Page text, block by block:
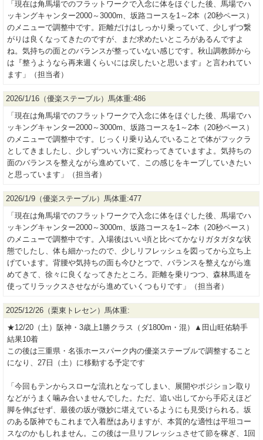
「現在は角馬場でのフラットワークで入念に体をほぐした後、馬場でハ
ッキングキャンター2000～3000m、坂路コースを1～2本（20秒ペース）
のメニューで調整中です。距離だけはしっかり乗っていて、少しずつ繋
がりは良くなってきたのですが、まだ求めたいところがあるんですよ
ね。気持ちの面とのバランスが整っていない感じです。秋山調教師から
は『整うようなら再来週くらいには戻したいと思います』と言われてい
ます」（担当者）
2026/1/16（優楽ステーブル）馬体重:486
「現在は角馬場でのフラットワークで入念に体をほぐした後、馬場でハ
ッキングキャンター2000～3000m、坂路コースを1～2本（20秒ペース）
のメニューで調整中です。じっくり乗り込んでいることで体がフックラ
としてきましたし、少しずついい方に変わってきていますよ。気持ちの
面のバランスを整えながら進めていて、この感じをキープしていきたい
と思っています」（担当者）
2026/1/9（優楽ステーブル）馬体重:477
「現在は角馬場でのフラットワークで入念に体をほぐした後、馬場でハ
ッキングキャンター2000～3000m、坂路コースを1～2本（20秒ペース）
のメニューで調整中です。入場後はいい頃と比べてかなりガタガタな状
態でしたし、体も細かったので、少しリフレッシュを図ってから立ち上
げています。背腰や気持ちの面も今ひとつで、バランスを整えながら進
めてきて、徐々に良くなってきたところ。距離を乗りつつ、森林馬道を
使ってリラックスさせながら進めていくつもりです」（担当者）
2025/12/26（栗東トレセン）馬体重:
★12/20（土）阪神・3歳上1勝クラス（ダ1800m・混）▲田山旺佑騎手
結果10着
この後は三重県・名張ホースパーク内の優楽ステーブルで調整すること
になり、27日（土）に移動する予定です
「今回もテンからスローな流れとなってしまい、展開やポジション取り
などがうまく噛み合いませんでした。ただ、追い出してから手応えほど
脚を伸ばせず、最後の坂が微妙に堪えているようにも見受けられる。坂
のある阪神でもこれまで入着歴はありますが、本質的な適性は平坦コー
スなのかもしれません。この後は一旦リフレッシュさせて節を稼ぎ、1回